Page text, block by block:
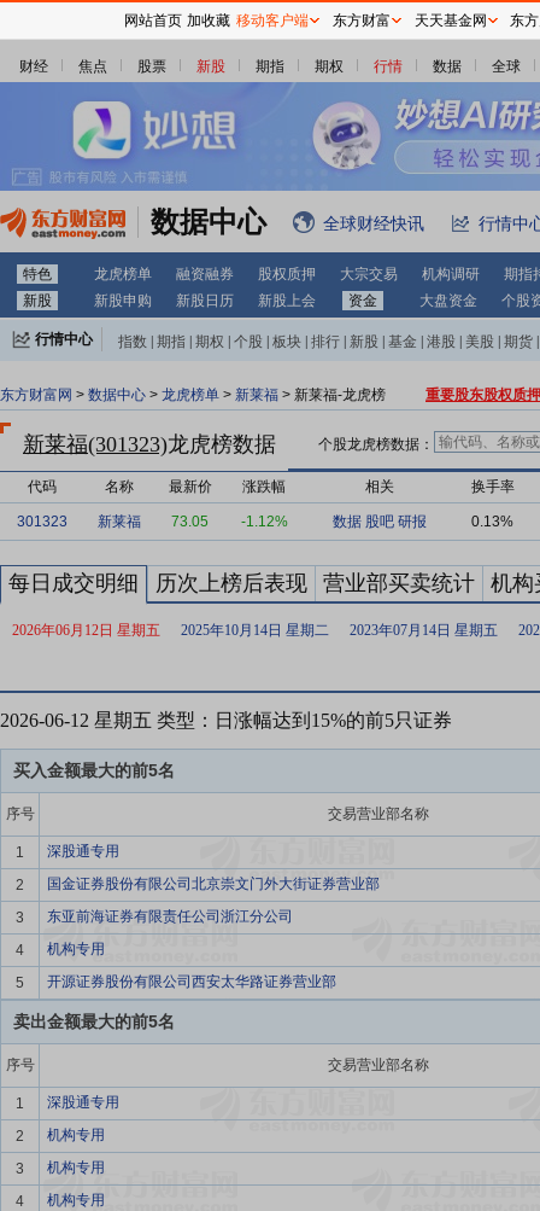
财经 焦点 股票 新股 期指 期权 行情 数据 全球
数据中心 全球财经快讯 行情中
特色 龙虎榜单 融资融券 股权质押 大宗交易 机构调研
期指
新股
新股申购 新股日历 新股上会 资金 大盘资金 个股
行情中心 指数 期指 期权 个股 板块 排行 新股 基金 港股 美股 期货
东方财富网 > 数据中心 > 龙虎榜单 > 新莱福 > 新莱福-龙虎榜 重要股东股权质
新莱福(301323)龙虎榜数据 个股龙虎榜数据：
代码 名称 最新价 涨跌幅 相关 换手率
301323 新莱福 73.05 -1.12% 数据 股吧 研报 0.13%
每日成交明细 历次上榜后表现 营业部买卖统计 机构
2026年06月12日 星期五 2025年10月14日 星期二 2023年07月14日 星期五
2026-06-12 星期五 类型：日涨幅达到15%的前5只证券
买入金额最大的前5名
序号 交易营业部名称
1
深股通专用
2
国金证券股份有限公司北京崇文门外大街证券营业部
3
东亚前海证券有限责任公司浙江分公司
4
机构专用
5
开源证券股份有限公司西安太华路证券营业部
卖出金额最大的前5名
序号 交易营业部名称
1
深股通专用
2
机构专用
3
机构专用
4
机构专用
网站首页 加收藏 移动客户端 东方财富 天天基金网 东